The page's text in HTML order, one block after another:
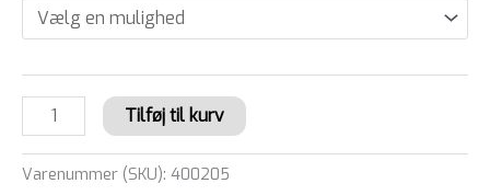
Tilføj til kurv
Varenummer (SKU): 400205